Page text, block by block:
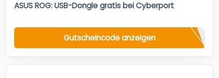
ASUS ROG: USB-Dongle gratis bei Cyberport
Gutscheincode anzeigen